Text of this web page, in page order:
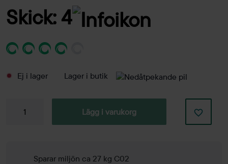
Skick: 4
Ej i lager Lager i butik
Sittpuff
Lägg i varukorg
Sparar miljön ca 27 kg C02